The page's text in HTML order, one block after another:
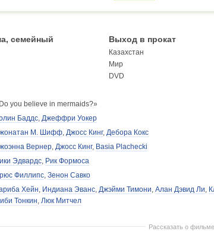
семейный Выход в прокат
Казахстан
Мир
DVD
you believe in mermaids?»
Баддс,Джеффри Уокер
М. Шифф,Джосс Кинг,Дебора Кокс
Вернер,Джосс Кинг, Basia Plachecki
Эдвардс, Рик Формоса
Филлипс,Зенон Савко
Хейн, Индиана Эванс,Джэйми Тимони,Алан Дэвид Ли,
Тонкин,Люк Митчел
Рассказать о фильме